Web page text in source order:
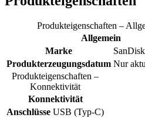
Produkteigenschaften –
Allgemein
Marke
SanDisk
Produkterzeugungsdatum Nur
Produkteigenschaften –
Konnektivität
Konnektivität
Anschlüsse USB (Typ-C)